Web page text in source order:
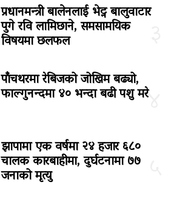
प्रधानमन्त्री बालेनलाई भेट्न बालुवाटार
पुगे रवि लामिछाने, समसामयिक
विषयमा छलफल
४
पाँचथरमा रेबिजको जोखिम बढ्यो,
फाल्गुनन्दमा ४० भन्दा बढी पशु मरे
झापामा एक वर्षमा २४ हजार ६८०
चालक कारबाहीमा, दुर्घटनामा ७७
जनाको मृत्यु